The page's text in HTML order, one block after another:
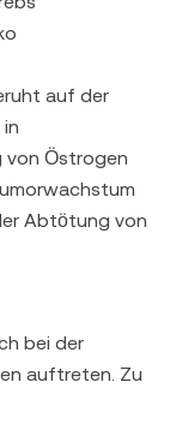
auf der
von Östrogen
Abtötung von
bei der
auftreten. Zu